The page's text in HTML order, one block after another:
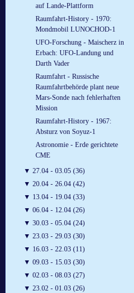
auf Lande-Plattform
Raumfahrt-History - 1970:
Mondmobil LUNOCHOD-1
UFO-Forschung - Maischerz in
Erbach: UFO-Landung und
Darth Vader
Raumfahrt - Russische
Raumfahrtbehörde plant neue
Mars-Sonde nach fehlerhaften
Mission
Raumfahrt-History - 1967:
Absturz von Soyuz-1
Astronomie - Erde gerichtete
CME
▼ 27.04 - 03.05 (36)
▼ 20.04 - 26.04 (42)
▼ 13.04 - 19.04 (33)
▼ 06.04 - 12.04 (26)
▼ 30.03 - 05.04 (24)
▼ 23.03 - 29.03 (30)
▼ 16.03 - 22.03 (11)
▼ 09.03 - 15.03 (30)
▼ 02.03 - 08.03 (27)
▼ 23.02 - 01.03 (26)